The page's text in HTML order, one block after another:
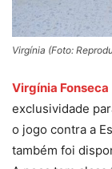
Virgínia (Foto:
Virgínia Fonseca
exclusividade
o jogo contra a
também foi